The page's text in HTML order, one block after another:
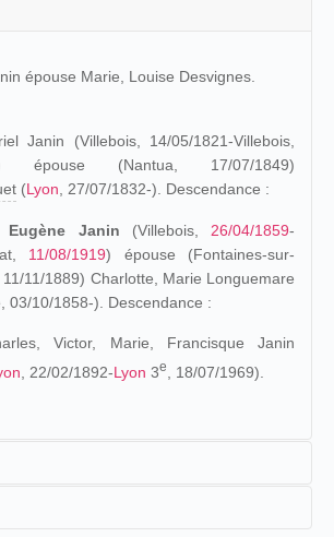
épouse Marie, Louise Desvignes.
Janin (Villebois, 14/05/1821-Villebois,
épouse (Nantua, 17/07/1849)
(Lyon , 27/07/1832-). Descendance :
Eugène Janin (Villebois, 26/04/1859-
11/08/1919) épouse (Fontaines-sur-
11/11/1889) Charlotte, Marie Longuemare
03/10/1858-). Descendance :
Victor, Marie, Francisque Janin
, 22/02/1892-Lyon 3e , 18/07/1969).